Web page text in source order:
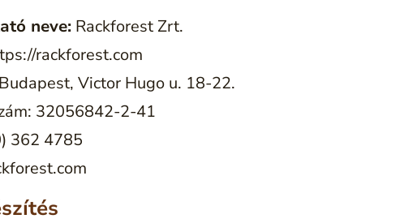
neve: Rackforest Zrt.
rackforest.com
Victor Hugo u. 18-22.
32056842-2-41
362 4785